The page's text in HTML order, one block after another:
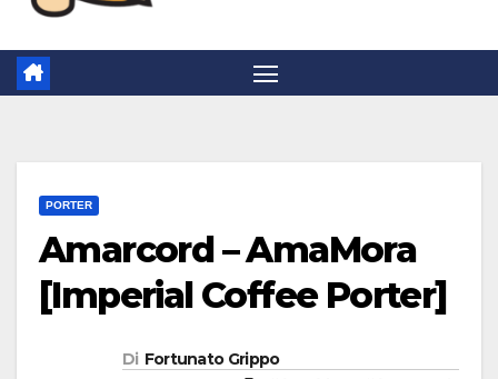
PORTER
Amarcord – AmaMora
[Imperial Coffee Porter]
Di Fortunato Grippo